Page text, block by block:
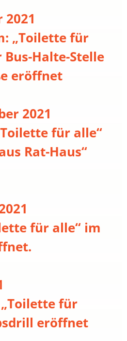
„Toilette für
Bus-Halte-Stelle
eröffnet
2021
für alle“
Rat-Haus“
für alle“ im
für
eröffnet